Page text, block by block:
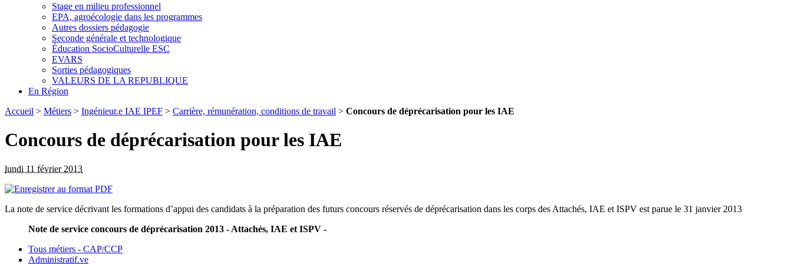
Stage en milieu professionnel
EPA, agroécologie dans les programmes
Autres dossiers pédagogie
Seconde générale et technologique
Éducation SocioCulturelle ESC
EVARS
Sorties pédagogiques
VALEURS DE LA REPUBLIQUE
En Région
Accueil > Métiers > Ingénieur.e IAE IPEF > Carrière, rémunération, conditions de travail > Concours de déprécarisation pour les IAE
Concours de déprécarisation pour les IAE
lundi 11 février 2013
La note de service décrivant les formations d’appui des candidats à la préparation des futurs concours réservés de déprécarisation dans les corps des Attachés, IAE et ISPV est parue le 31 janvier 2013
Note de service concours de déprécarisation 2013 - Attachés, IAE et ISPV -
Tous métiers - CAP/CCP
Administratif.ve